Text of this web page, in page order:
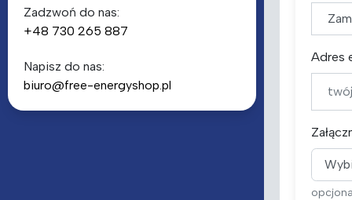
Zadzwoń do nas:
+48 730 265 887
Napisz do nas:
biuro@free-energyshop.pl
Adres